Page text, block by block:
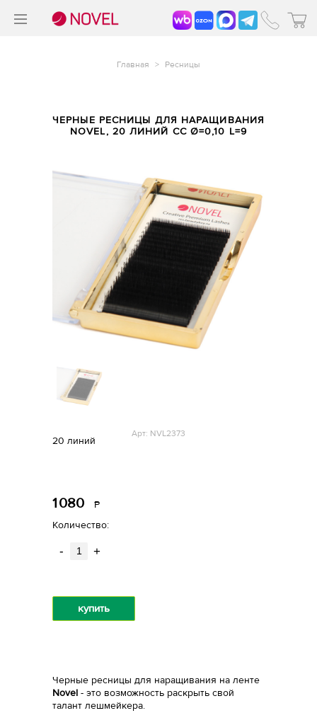
Главная > Ресницы
ЧЕРНЫЕ РЕСНИЦЫ ДЛЯ НАРАЩИВАНИЯ
NOVEL, 20 ЛИНИЙ CC Ø=0,10 L=9
Арт: NVL2373
20 линий
1080 Р
Количество:
- +
купить
Черные ресницы для наращивания на ленте
Novel - это возможность раскрыть свой
талант лешмейкера.